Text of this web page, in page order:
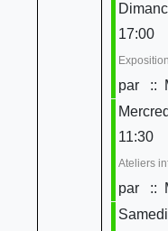
17:00
par
::
11:30
Ateliers
par
::